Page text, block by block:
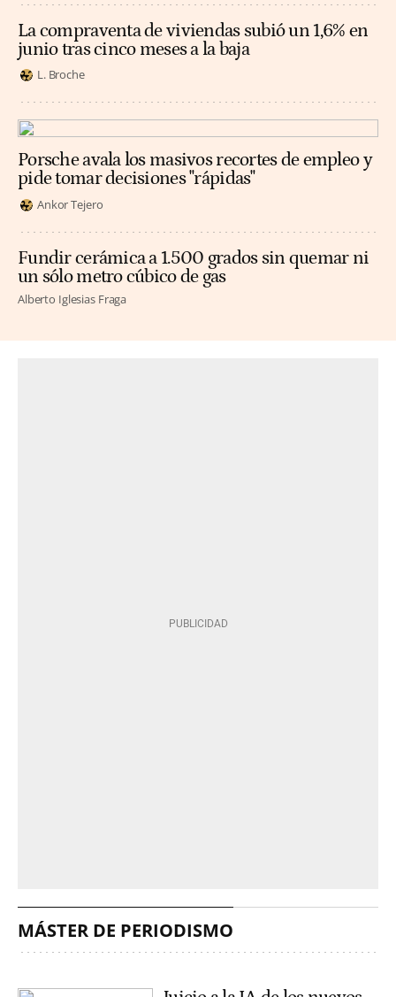
La compraventa de viviendas subió un 1,6% en
junio tras cinco meses a la baja
L. Broche
Porsche avala los masivos recortes de empleo y
pide tomar decisiones "rápidas"
Ankor Tejero
Fundir cerámica a 1.500 grados sin quemar ni
un sólo metro cúbico de gas
Alberto Iglesias Fraga
MÁSTER DE PERIODISMO